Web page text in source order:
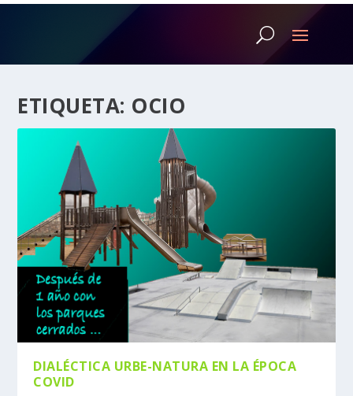
ETIQUETA: OCIO
DIALÉCTICA URBE-NATURA EN LA ÉPOCA
COVID